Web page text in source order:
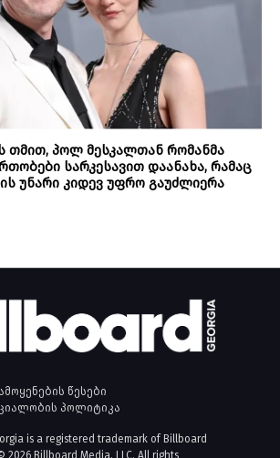
თმით, პოლ მესკალთან რომანმა
სარკესავით დაანახა, რამაც
უნარი კიდევ უფრო გაუძლიერა
წესები
პოლიტიკა
is a registered trademark of Billboard
2026 Billboard Media, LLC. All rights